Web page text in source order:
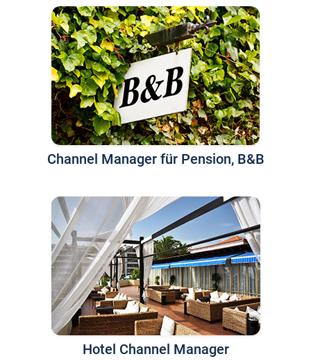
Channel Manager für Pension, B&B
Hotel Channel Manager